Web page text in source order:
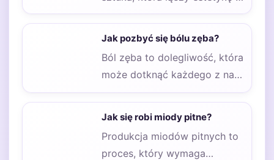
funkcjonalnością, a jej
podstawowe zasady są
Jak pozbyć się bólu zęba?
Ból zęba to dolegliwość, która
może dotknąć każdego z nas
w najmniej oczekiwanym
Jak się robi miody pitne?
Produkcja miodów pitnych to
proces, który wymaga